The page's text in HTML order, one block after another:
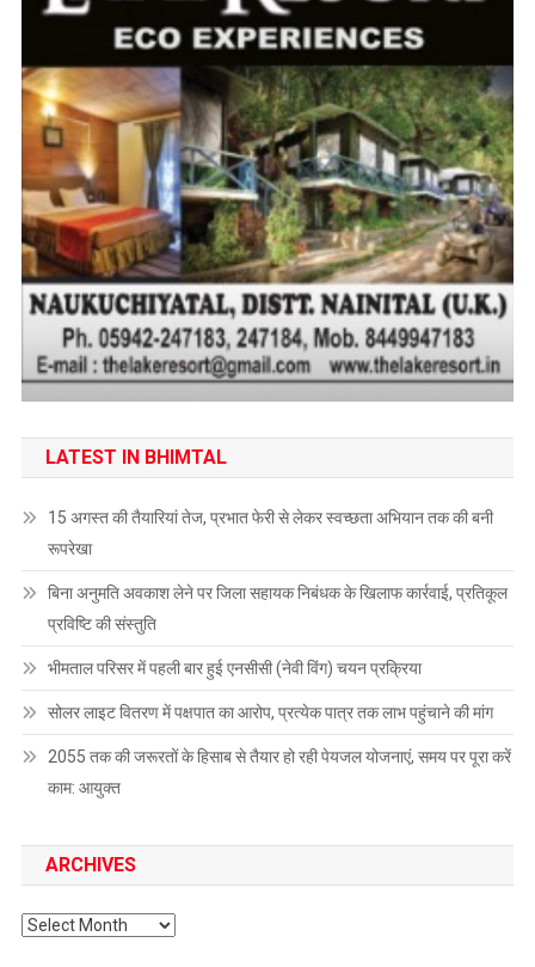
LATEST IN BHIMTAL
15 अगस्त की तैयारियां तेज, प्रभात फेरी से लेकर स्वच्छता अभियान तक की बनी
रूपरेखा
बिना अनुमति अवकाश लेने पर जिला सहायक निबंधक के खिलाफ कार्रवाई, प्रतिकूल
प्रविष्टि की संस्तुति
भीमताल परिसर में पहली बार हुई एनसीसी (नेवी विंग) चयन प्रक्रिया
सोलर लाइट वितरण में पक्षपात का आरोप, प्रत्येक पात्र तक लाभ पहुंचाने की मांग
2055 तक की जरूरतों के हिसाब से तैयार हो रही पेयजल योजनाएं, समय पर पूरा करें
काम: आयुक्त
ARCHIVES
Archives